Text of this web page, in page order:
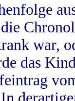
war,
das